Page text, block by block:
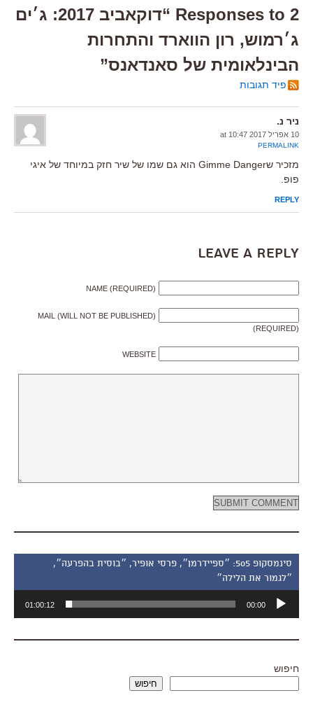
2 Responses to “דוקאביב 2017: ג׳ים
ג׳רמוש, רון הווארד והתחרות
הבינלאומית של סאנדאנס”
פיד תגובות
ניר נ.
10 אפריל 2017 at 10:47
PERMALINK
מזכיר שGimme Danger הוא גם שמו של שיר חזק במיוחד של איגי
פופ.
REPLY
Leave a Reply
NAME (REQUIRED)
MAIL (WILL NOT BE PUBLISHED)
(REQUIRED)
WEBSITE
סינמסקופ 505: ״ספיידרמן״, פרסי אופיר, ״בוסית בהפרעה״,
״לגמור את הלילה״
אודיו
00:00
01:00:12
חיפוש
חיפוש